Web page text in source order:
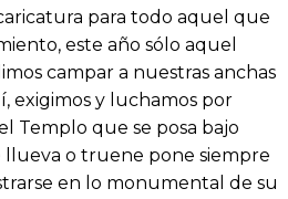
para todo aquel que
este año sólo aquel
campar a nuestras anchas
exigimos y luchamos por
Templo que se posa bajo
o truene pone siempre
en lo monumental de su